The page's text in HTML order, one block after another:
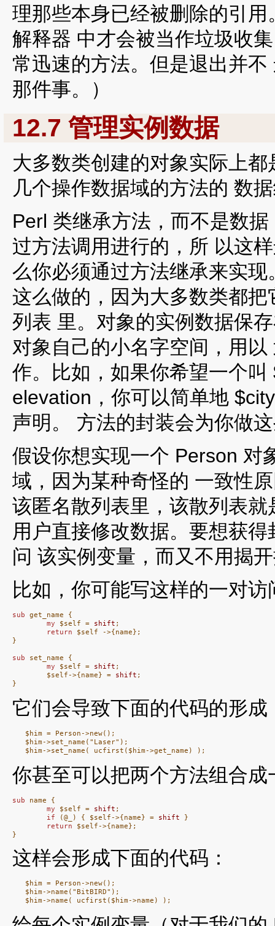
理那些本身已经被删除的引
解释器 中才会被当作垃圾收
常迅速的方法。但是退出并
那件事。）
12.7 管理实例数据
大多数类创建的对象实际上
几个操作数据域的方法的 数
Perl 类继承方法，而不是数
过方法调用进行的，所 以这
么你必须通过方法继承来实
这么做的，因为大多数类都
列表 里。对象的实例数据保
对象自己的小名字空间，用
作。比如，如果你希望一个
elevation，你可以简单地
声明。 方法的封装会为你做
假设你想实现一个 Person 对
域，因为某种奇怪的 一致性
该匿名散列表里，该散列表
用户直接修改数据。要想获
问 该实例变量，而又不用揭
比如，你可能写这样的一对访
sub get_name {
my $self = shift ;
return $self ->{name};
}
sub set_name {
my $self = shift ;
        $self->{name} =
shift ;
}
它们会导致下面的代码的形成
   $him = Person->new();
   $him->set_name("Laser");
你甚至可以把两个方法组合成
sub name {
my $self = shift ;
if (@_) { $self->{name} = shift }
return $self->{name};
}
这样会形成下面的代码：
   $him = Person->new();
   $him->name("BitBIRD");